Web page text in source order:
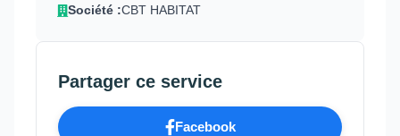
Société :CBT HABITAT
Partager ce service
Facebook